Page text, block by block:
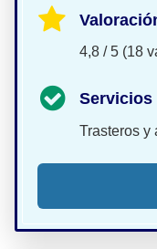
4,8 / 5 (18
Trasteros y